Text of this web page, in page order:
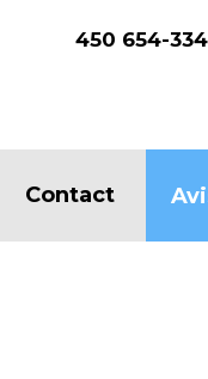
450 654-
Contact